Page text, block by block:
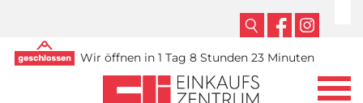
Wir öffnen in 1 Tag 8 Stunden 23 Minuten